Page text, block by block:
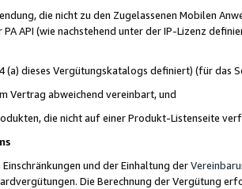
die nicht zu den Zugelassenen Mobilen
API (wie nachstehend unter der IP-Lizenz
(a) dieses Vergütungskatalogs definiert) (für das
Vertrag abweichend vereinbart, und
die nicht auf einer Produkt-Listenseite
und der Einhaltung der
Die Berechnung der Vergütung